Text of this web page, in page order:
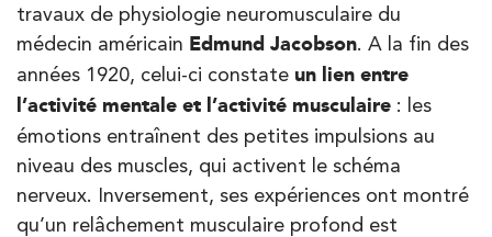
travaux de physiologie neuromusculaire du
médecin américain Edmund Jacobson. A la fin des
années 1920, celui-ci constate un lien entre
l’activité mentale et l’activité musculaire : les
émotions entraînent des petites impulsions au
niveau des muscles, qui activent le schéma
nerveux. Inversement, ses expériences ont montré
qu’un relâchement musculaire profond est
IK Paris 8 – Saint Lazare
20 Rue de la Pépinière 75008 Paris
20 Rue de la Pépinière 75008 Paris
01 55 06 05 07
PRENDRE RDV
PRENDRE RDV
Kinésithérapie